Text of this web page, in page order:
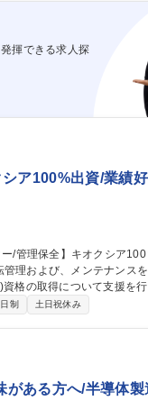
の早期発見を図り、品質会
SSD製品部品材料サプライ
揮できる求人探
ア100%出資/業績
得について支援を行ってい
あり、設備投資を伴う生
制 土日祝休み
ある方へ/半導体